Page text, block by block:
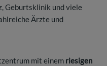
Geburtsklinik und viele
Ärzte und
mit einem riesigen